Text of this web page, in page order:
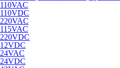
110VAC
110VDC
220VAC
115VAC
220VDC
12VDC
24VAC
24VDC